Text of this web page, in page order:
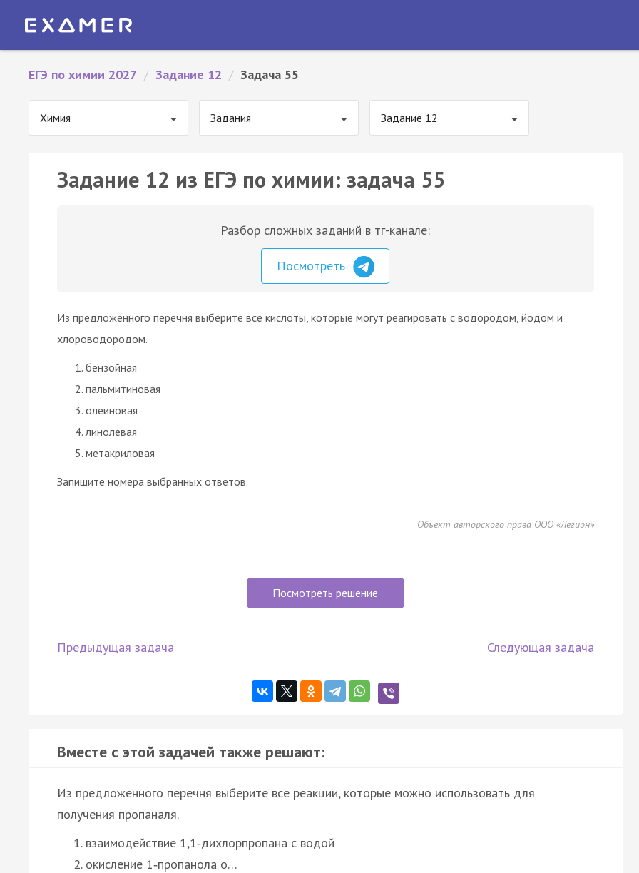
ЕГЭ по химии 2027 / Задание 12 / Задача 55
Химия Задания Задание 12
Задание 12 из ЕГЭ по химии: задача 55
Разбор сложных заданий в тг-канале:
Посмотреть
Из предложенного перечня выберите все кислоты, которые могут реагировать с водородом, йодом и
хлороводородом.
бензойная
пальмитиновая
олеиновая
линолевая
метакриловая
Запишите номера выбранных ответов.
Объект авторского права ООО «Легион»
Посмотреть решение
Предыдущая задача Следующая задача
Вместе с этой задачей также решают:
Из предложенного перечня выберите все реакции, которые можно использовать для
получения пропаналя.
взаимодействие 1,1‑дихлорпропана с водой
окисление 1‑пропанола о…